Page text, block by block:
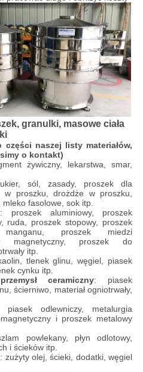
granulki, masowe ciała
części naszej listy materiałów,
o kontakt)
żywiczny, lekarstwa, smar,
sól, zasady, proszek dla
w proszku, drożdże w proszku,
fasolowe, sok itp.
: proszek aluminiowy, proszek
ruda, proszek stopowy, proszek
proszek miedzi
magnetyczny, proszek do
itp.
tlenek glinu, węgiel, piasek
cynku itp.
ceramiczny: piasek
ścierniwo, materiał ogniotrwały,
piasek odlewniczy, metalurgia
i proszek metalowy
powlekany, płyn odlotowy,
i ścieków itp.
: zużyty olej, ścieki, dodatki, węgiel